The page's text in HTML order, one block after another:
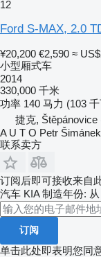
12
Ford S-MAX, 2.0
¥20,200 €2,590 ≈
小型厢式车
2014
330,000 千米
功率 140 马力 (103
捷克, Štěpánovice
A U T O Petr Šimánek
联系卖方
订阅后即可接收来自
汽车 KIA 制造年份:
订阅
单击此处即表明您同